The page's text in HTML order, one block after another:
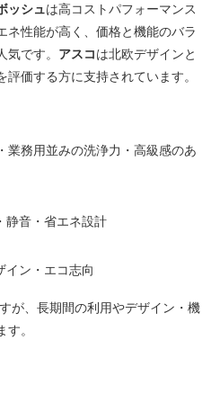
ッシュは高コストパフォーマンス
ネ性能が高く、価格と機能のバラ
です。 アスコは北欧デザインと
価する方に支持されています。
業務用並みの洗浄力・高級感のあ
静音・省エネ設計
イン・エコ志向
が、長期間の利用やデザイン・機
。